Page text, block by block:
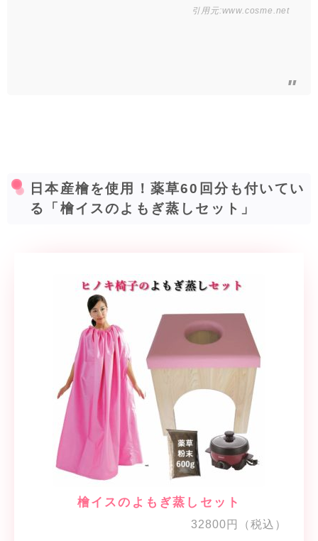
引用元:www.cosme.net
日本産檜を使用！薬草60回分も付いてい
る「檜イスのよもぎ蒸しセット」
檜イスのよもぎ蒸しセット
32800円（税込）